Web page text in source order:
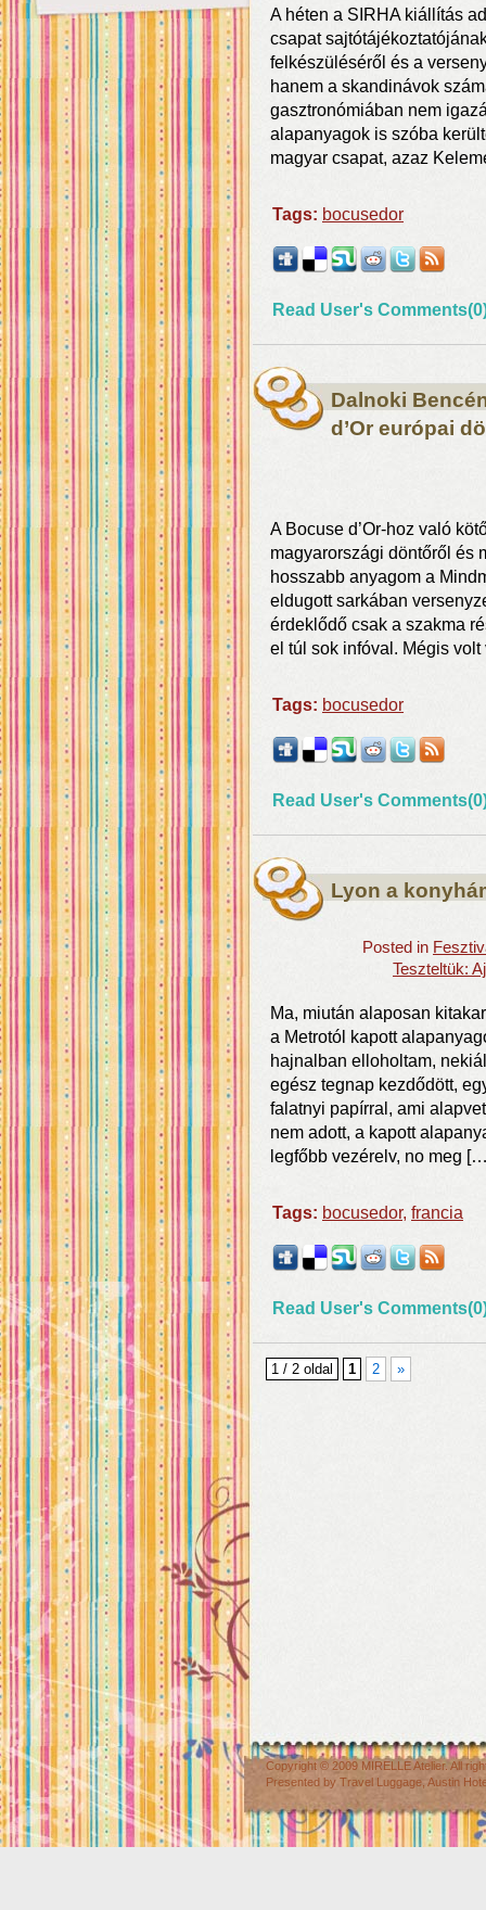
A héten a SIRHA kiállítás
csapat
felkészüléséről és a
hanem a skandinávok
gasztronómiában nem
alapanyagok is szóba
magyar csapat, azaz
Tags: bocusedor
Read User's
Dalnoki
d’Or európai
A Bocuse d’Or-hoz való
magyarországi döntőről és
hosszabb anyagom a
eldugott sarkában
érdeklődő csak a szakma
el túl sok infóval. Mégis
Tags: bocusedor
Read User's
Lyon a
Posted in
Teszteltük:
Ma, miután alaposan
a Metrotól kapott
hajnalban elloholtam,
egész tegnap kezdődött,
falatnyi papírral, ami
nem adott, a kapott
legfőbb vezérelv, no meg
Tags: bocusedor, francia
Read User's
1 / 2 oldal 1 2 »
Copyright © 2009 MIRELLE Atelier. All
Presented by Travel Luggage Austin